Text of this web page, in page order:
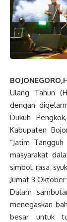
Ulang Tahun
dengan
Dukuh
Kabupaten
“Jatim
masyarakat
simbol rasa
Jumat 3
Dalam
menegaskan
besar untuk